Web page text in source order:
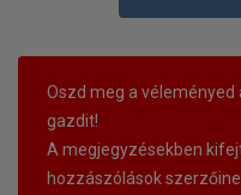
Oszd meg a
gazdit!
A megjegyzésekben
hozzászólások